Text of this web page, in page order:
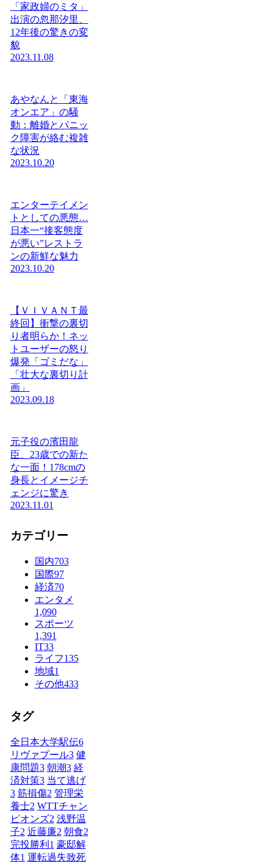
「家政婦のミタ」
出演の忽那汐里、
12年後の驚きの変
貌
2023.11.08
あやなんと「東海
オンエア」の騒
動：離婚とパニッ
ク障害が絡む複雑
な状況
2023.10.20
エンターテイメン
トとしての悪態…
日本一“接客態度
が悪い”レストラ
ンの新鮮な魅力
2023.10.20
【ＶＩＶＡＮＴ最
終回】衝撃の裏切
り者明らか！ネッ
トユーザーの怒り
爆発「ゴミだな」
「壮大な裏切り計
画」
2023.09.18
元子役の濱田龍
臣、23歳での新た
な一面！178cmの
身長とイメージチ
ェンジに驚き
2023.11.01
カテゴリー
国内703
国際97
経済70
エンタメ
1,090
スポーツ
1,391
IT33
ライフ135
地域1
その他433
タグ
全日本大学駅伝6
リヴァプール3 健
康問題3 朝潮3 経
済対策3 当て逃げ
3 筋損傷2 管理栄
養士2 WTTチャン
ピオンズ2 浅野温
子2 近藤廉2 朝食2
完投勝利 1 豪邸解
体1 運転過失致死